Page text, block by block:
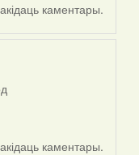
каментары.
каментары.